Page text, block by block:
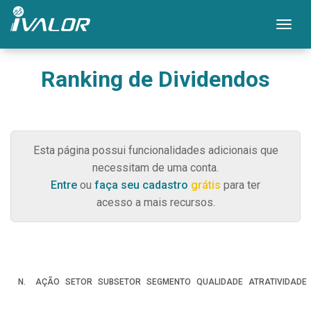
Ranking de Dividendos
Esta página possui funcionalidades adicionais que
necessitam de uma conta.
Entre ou faça seu cadastro grátis para ter
acesso a mais recursos.
N. AÇÃO SETOR SUBSETOR SEGMENTO QUALIDADE ATRATIVIDADE